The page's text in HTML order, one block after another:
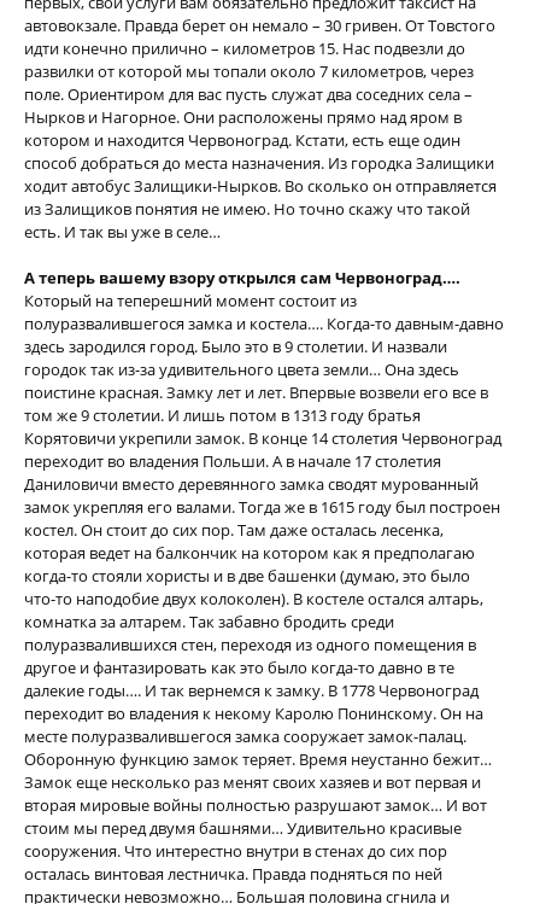
автовокзале. Правда берет он немало – 30 гривен. От Товстого
идти конечно прилично – километров 15. Нас подвезли до
развилки от которой мы топали около 7 километров, через
поле. Ориентиром для вас пусть служат два соседних села –
Нырков и Нагорное. Они расположены прямо над яром в
котором и находится Червоноград. Кстати, есть еще один
способ добраться до места назначения. Из городка Залищики
ходит автобус Залищики-Нырков. Во сколько он отправляется
из Залищиков понятия не имею. Но точно скажу что такой
есть. И так вы уже в селе…
А теперь вашему взору открылся сам Червоноград….
Который на теперешний момент состоит из
полуразвалившегося замка и костела…. Когда-то давным-давно
здесь зародился город. Было это в 9 столетии. И назвали
городок так из-за удивительного цвета земли… Она здесь
поистине красная. Замку лет и лет. Впервые возвели его все в
том же 9 столетии. И лишь потом в 1313 году братья
Корятовичи укрепили замок. В конце 14 столетия Червоноград
переходит во владения Польши. А в начале 17 столетия
Даниловичи вместо деревянного замка сводят мурованный
замок укрепляя его валами. Тогда же в 1615 году был построен
костел. Он стоит до сих пор. Там даже осталась лесенка,
которая ведет на балкончик на котором как я предполагаю
когда-то стояли хористы и в две башенки (думаю, это было
что-то наподобие двух колоколен). В костеле остался алтарь,
комнатка за алтарем. Так забавно бродить среди
полуразвалившихся стен, переходя из одного помещения в
другое и фантазировать как это было когда-то давно в те
далекие годы…. И так вернемся к замку. В 1778 Червоноград
переходит во владения к некому Каролю Понинскому. Он на
месте полуразвалившегося замка сооружает замок-палац.
Оборонную функцию замок теряет. Время неустанно бежит…
Замок еще несколько раз менят своих хазяев и вот первая и
вторая мировые войны полностью разрушают замок… И вот
стоим мы перед двумя башнями… Удивительно красивые
сооружения. Что интерестно внутри в стенах до сих пор
осталась винтовая лестничка. Правда подняться по ней
практически невозможно… Большая половина сгнила и